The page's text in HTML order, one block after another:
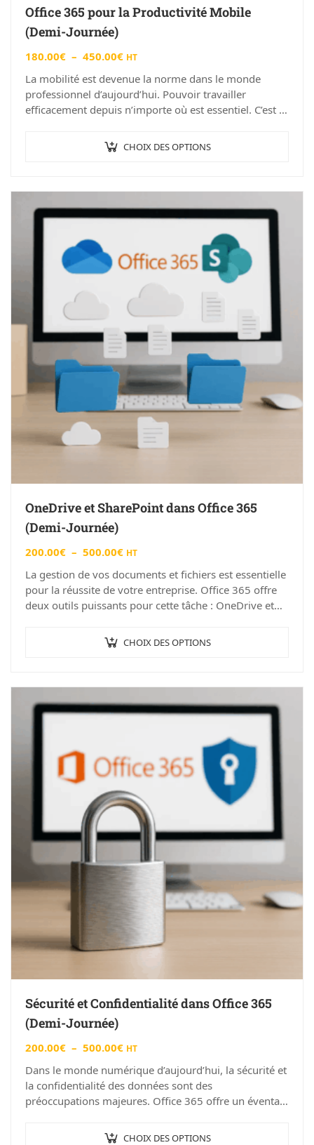
Office 365 pour la Productivité Mobile
(Demi-Journée)
180.00€ – 450.00€ HT
La mobilité est devenue la norme dans le monde
professionnel d’aujourd’hui. Pouvoir travailler
efficacement depuis n’importe où est essentiel. C’est là
CHOIX DES OPTIONS
OneDrive et SharePoint dans Office 365
(Demi-Journée)
200.00€ – 500.00€ HT
La gestion de vos documents et fichiers est essentielle
pour la réussite de votre entreprise. Office 365 offre
deux outils puissants pour cette tâche : OneDrive et…
CHOIX DES OPTIONS
Sécurité et Confidentialité dans Office 365
(Demi-Journée)
200.00€ – 500.00€ HT
Dans le monde numérique d’aujourd’hui, la sécurité et
la confidentialité des données sont des
préoccupations majeures. Office 365 offre un éventail
CHOIX DES OPTIONS